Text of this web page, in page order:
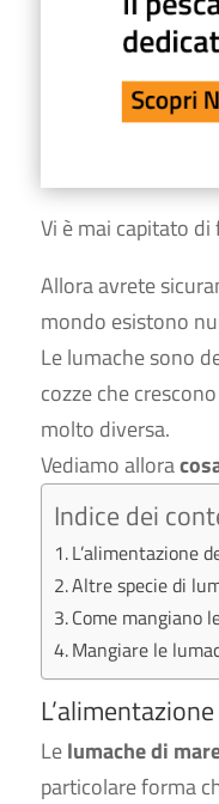
Vi è mai capitato
Allora avrete
mondo esistono
Le lumache sono
cozze che
molto diversa.
Vediamo allora
Indice dei
L’alimentazione
Altre specie di
Come mangiano
Mangiare le
Lelumache di
particolare forma